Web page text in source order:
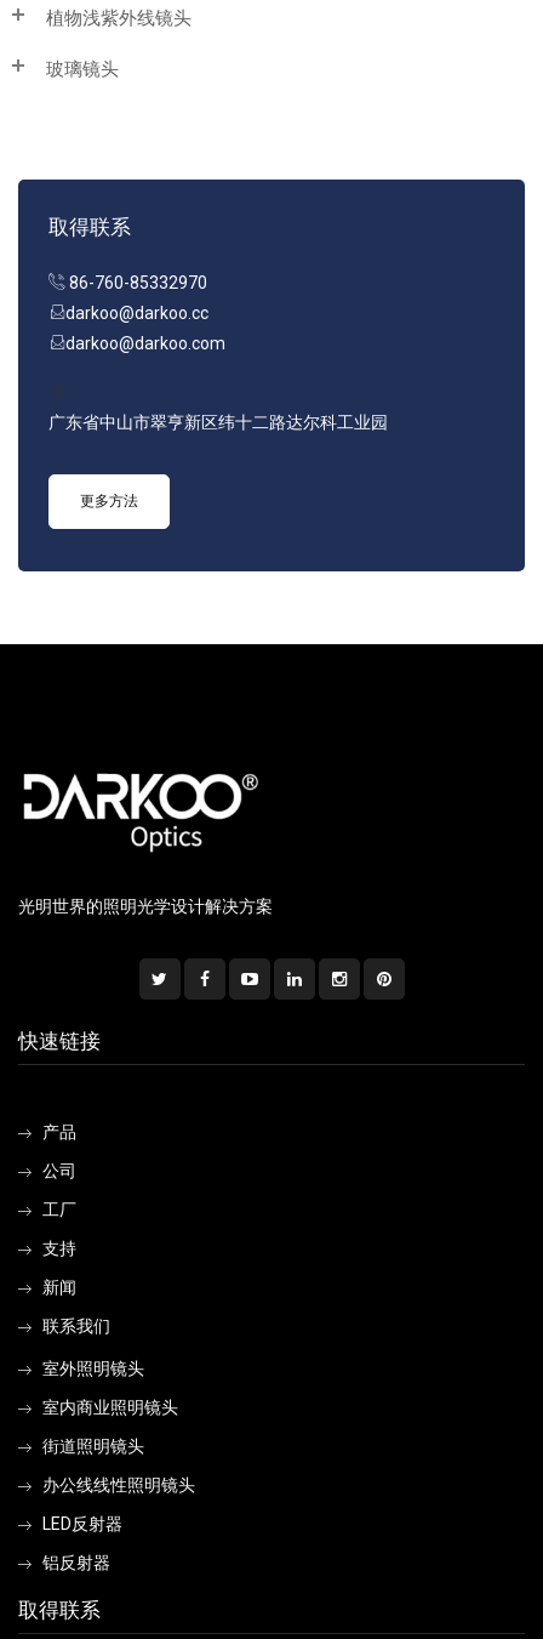
植物浅紫外线镜头
玻璃镜头
取得联系
86-760-85332970
darkoo@darkoo.cc
darkoo@darkoo.com
广东省中山市翠亨新区纬十二路达尔科工业园
更多方法
光明世界的照明光学设计解决方案
快速链接
产品
公司
工厂
支持
新闻
联系我们
室外照明镜头
室内商业照明镜头
街道照明镜头
办公线线性照明镜头
LED反射器
铝反射器
取得联系